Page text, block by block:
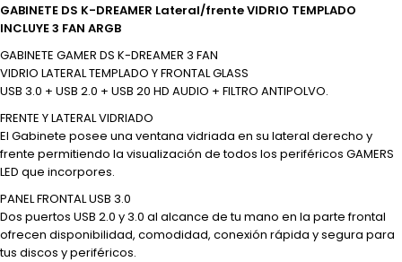
GABINETE DS K-DREAMER Lateral/frente VIDRIO TEMPLADO
INCLUYE 3 FAN ARGB
GABINETE GAMER DS K-DREAMER 3 FAN
VIDRIO LATERAL TEMPLADO Y FRONTAL GLASS
USB 3.0 + USB 2.0 + USB 20 HD AUDIO + FILTRO ANTIPOLVO.
FRENTE Y LATERAL VIDRIADO
El Gabinete posee una ventana vidriada en su lateral derecho y
frente permitiendo la visualización de todos los periféricos GAMERS
LED que incorpores.
PANEL FRONTAL USB 3.0
Dos puertos USB 2.0 y 3.0 al alcance de tu mano en la parte frontal
ofrecen disponibilidad, comodidad, conexión rápida y segura para
tus discos y periféricos.